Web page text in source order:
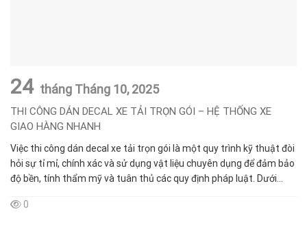
24 tháng Tháng 10, 2025
THI CÔNG DÁN DECAL XE TẢI TRỌN GÓI – HỆ THỐNG XE
GIAO HÀNG NHANH
Việc thi công dán decal xe tải trọn gói là một quy trình kỹ thuật đòi
hỏi sự tỉ mỉ, chính xác và sử dụng vật liệu chuyên dụng để đảm bảo
độ bền, tính thẩm mỹ và tuân thủ các quy định pháp luật. Dưới...
0